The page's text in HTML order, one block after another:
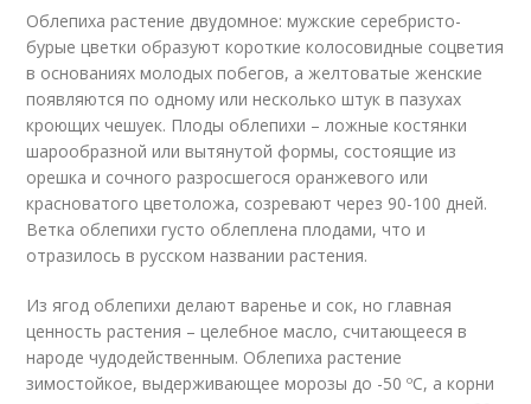
Облепиха растение двудомное: мужские серебристо-
бурые цветки образуют короткие колосовидные соцветия
в основаниях молодых побегов, а желтоватые женские
появляются по одному или несколько штук в пазухах
кроющих чешуек. Плоды облепихи – ложные костянки
шарообразной или вытянутой формы, состоящие из
орешка и сочного разросшегося оранжевого или
красноватого цветоложа, созревают через 90-100 дней.
Ветка облепихи густо облеплена плодами, что и
отразилось в русском названии растения.
Из ягод облепихи делают варенье и сок, но главная
ценность растения – целебное масло, считающееся в
народе чудодейственным. Облепиха растение
зимостойкое, выдерживающее морозы до -50 ºC, а корни